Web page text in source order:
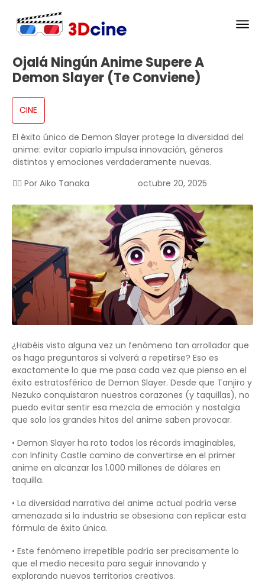
Ojalá Ningún Anime Supere A
Demon Slayer (te Conviene)
CINE
El éxito único de Demon Slayer protege la diversidad del
anime: evitar copiarlo impulsa innovación, géneros
distintos y emociones verdaderamente nuevas.
✍🏻 Por Aiko Tanaka octubre 20, 2025
¿Habéis visto alguna vez un fenómeno tan arrollador que
os haga preguntaros si volverá a repetirse? Eso es
exactamente lo que me pasa cada vez que pienso en el
éxito estratosférico de Demon Slayer. Desde que Tanjiro y
Nezuko conquistaron nuestros corazones (y taquillas), no
puedo evitar sentir esa mezcla de emoción y nostalgia
que solo los grandes hitos del anime saben provocar.
• Demon Slayer ha roto todos los récords imaginables,
con Infinity Castle camino de convertirse en el primer
anime en alcanzar los 1.000 millones de dólares en
taquilla.
• La diversidad narrativa del anime actual podría verse
amenazada si la industria se obsesiona con replicar esta
fórmula de éxito única.
• Este fenómeno irrepetible podría ser precisamente lo
que el medio necesita para seguir innovando y
explorando nuevos territorios creativos.